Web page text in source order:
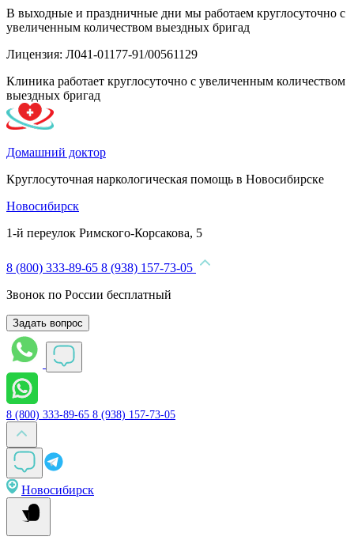
В выходные и праздничные дни мы работаем круглосуточно с
увеличенным количеством выездных бригад
Лицензия: Л041-01177-91/00561129
Клиника работает круглосуточно с увеличенным количеством
выездных бригад
Домашний доктор
Круглосуточная наркологическая помощь в Новосибирске
Новосибирск
1-й переулок Римского-Корсакова, 5
8 (800) 333-89-65 8 (938) 157-73-05
Звонок по России бесплатный
Задать вопрос
8 (800) 333-89-65 8 (938) 157-73-05
Новосибирск